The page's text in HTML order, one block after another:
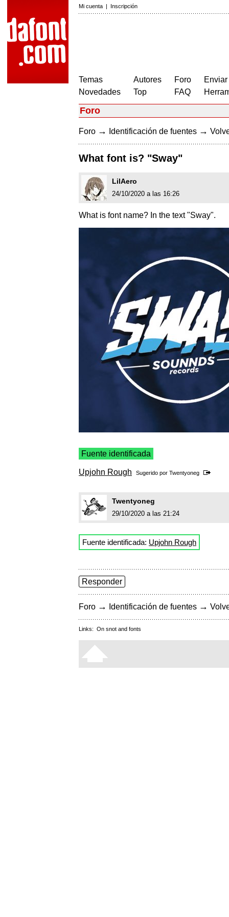
Mi cuenta | Inscripción
Temas
Novedades
Autores
Top
Foro
FAQ
Foro
Foro → Identificación de fuentes →
What font is? "Sway"
LilAero
24/10/2020 a las 16:26
What is font name? In the text "Sway".
Fuente identificada
Upjohn Rough Sugerido por Twentyoneg
Twentyoneg
29/10/2020 a las 21:24
Fuente identificada: Upjohn Rough
Responder
Foro → Identificación de fuentes →
Links: On snot and fonts